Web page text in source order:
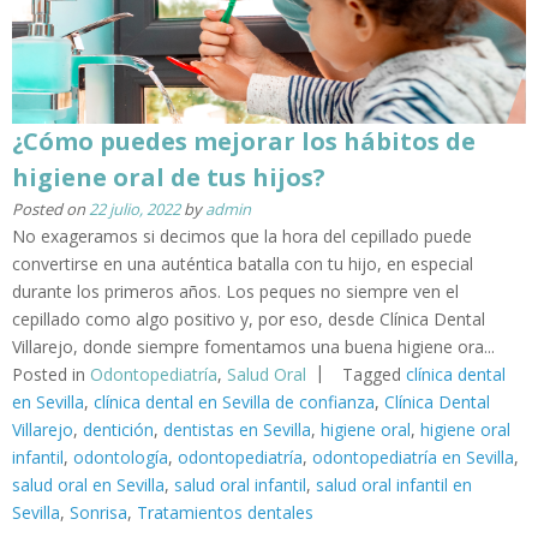
¿Cómo puedes mejorar los hábitos de
higiene oral de tus hijos?
Posted on22 julio, 2022byadmin
No exageramos si decimos que la hora del cepillado puede
convertirse en una auténtica batalla con tu hijo, en especial
durante los primeros años. Los peques no siempre ven el
cepillado como algo positivo y, por eso, desde Clínica Dental
Villarejo, donde siempre fomentamos una buena higiene ora...
Posted in Odontopediatría, Salud Oral Tagged clínica dental
en Sevilla, clínica dental en Sevilla de confianza, Clínica Dental
Villarejo, dentición, dentistas en Sevilla, higiene oral, higiene oral
infantil, odontología, odontopediatría, odontopediatría en Sevilla,
salud oral en Sevilla, salud oral infantil, salud oral infantil en
Sevilla, Sonrisa, Tratamientos dentales